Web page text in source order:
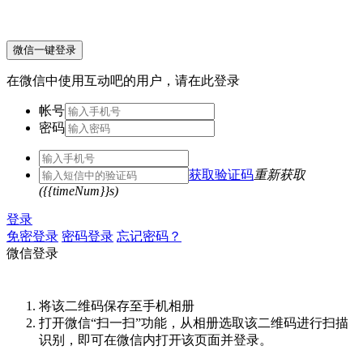
微信一键登录
在微信中使用互动吧的用户，请在此登录
帐号
密码
获取验证码重新获取
({{timeNum}}s)
登录
免密登录 密码登录 忘记密码？
微信登录
将该二维码保存至手机相册
打开微信“扫一扫”功能，从相册选取该二维码进行扫描
识别，即可在微信内打开该页面并登录。